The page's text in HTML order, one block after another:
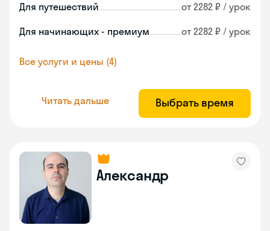
Для путешествий от 2282 ₽ / урок
Для начинающих - премиум от 2282 ₽ / урок
Все услуги и цены (4)
Читать дальше Выбрать время
Александр